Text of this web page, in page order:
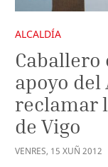
ALCALDÍA
Caballero
apoyo
reclamar
de Vigo
VENRES, 15 XUÑ 2012